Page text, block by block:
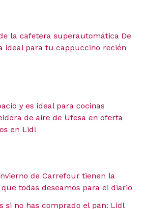
la cafetera superautomática De
ideal para tu cappuccino recién
y es ideal para cocinas
de aire de Ufesa en oferta
en Lidl
de Carrefour tienen la
todas deseamos para el diario
si no has comprado el pan: Lidl